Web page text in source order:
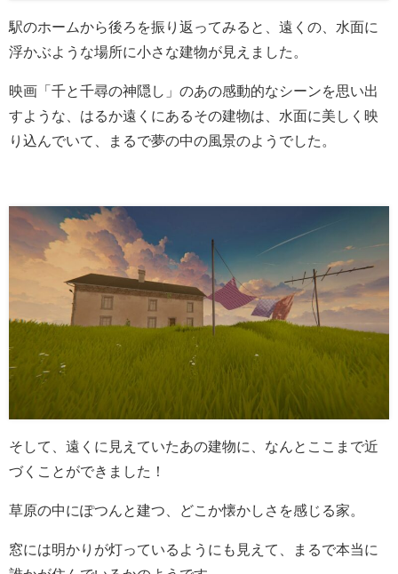
駅のホームから後ろを振り返ってみると、遠くの、水面に
浮かぶような場所に小さな建物が見えました。
映画「千と千尋の神隠し」のあの感動的なシーンを思い出
すような、はるか遠くにあるその建物は、水面に美しく映
り込んでいて、まるで夢の中の風景のようでした。
そして、遠くに見えていたあの建物に、なんとここまで近
づくことができました！
草原の中にぽつんと建つ、どこか懐かしさを感じる家。
窓には明かりが灯っているようにも見えて、まるで本当に